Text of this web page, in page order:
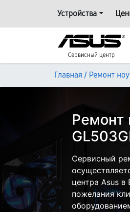
Устройства
Сервисный центр
Главная / Ремонт
Ремонт
Сервисный
центра Asus в
пожелания